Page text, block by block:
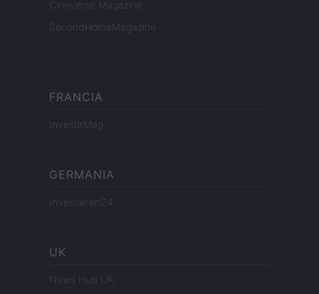
Cineverse Magazine
SecondHomeMagazine
FRANCIA
InvestirMag
GERMANIA
Investieren24
UK
News Hub UK